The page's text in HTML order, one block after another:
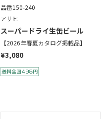
品番150-240
アサヒ
スーパードライ生缶ビール
【2026年春夏カタログ掲載品】
¥3,080